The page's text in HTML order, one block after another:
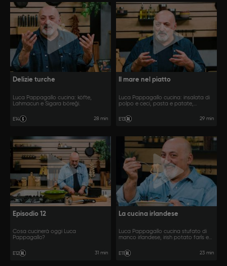
Delizie turche
Luca Pappagallo cucina: köfte,
Lahmacun e Sigara böreği.
E14 28 min
Il mare nel piatto
Luca Pappagallo cucina: insalata di
polpo e ceci, pasta e patate,
E13 29 min
Episodio 12
Cosa cucinerà oggi Luca
Pappagallo?
E12 31 min
La cucina irlandese
Luca Pappagallo cucina stufato di
manco irlandese, irish potato farls e
E11 23 min